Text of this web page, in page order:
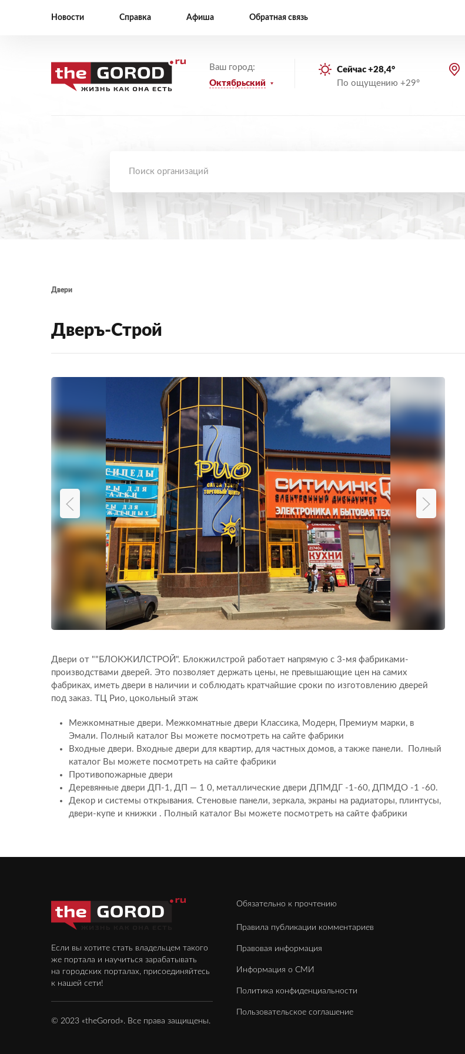
Новости Справка Афиша Обратная связь
Ваш город:
Октябрьский
Сейчас +28,4°
По ощущению +29°
Двери
Дверъ-Строй
Двери от ""БЛОКЖИЛСТРОЙ". Блокжилстрой работает напрямую с 3-мя фабриками-
производствами дверей. Это позволяет держать цены, не превышающие цен на самих
фабриках, иметь двери в наличии и соблюдать кратчайшие сроки по изготовлению дверей
под заказ. ТЦ Рио, цокольный этаж
Межкомнатные двери. Межкомнатные двери Классика, Модерн, Премиум марки, в
Эмали. Полный каталог Вы можете посмотреть на сайте фабрики
Входные двери. Входные двери для квартир, для частных домов, а также панели. Полный
каталог Вы можете посмотреть на сайте фабрики
Противопожарные двери
Деревянные двери ДП-1, ДП — 1 0, металлические двери ДПМДГ -1-60, ДПМДО -1 -60.
Декор и системы открывания. Стеновые панели, зеркала, экраны на радиаторы, плинтусы,
двери-купе и книжки . Полный каталог Вы можете посмотреть на сайте фабрики
Обязательно к прочтению
Правила публикации комментариев
Правовая информация
Информация о СМИ
Политика конфиденциальности
Пользовательское соглашение
Если вы хотите стать владельцем такого
же портала и научиться зарабатывать
на городских порталах, присоединяйтесь
к нашей сети!
© 2023 «theGorod». Все права защищены.